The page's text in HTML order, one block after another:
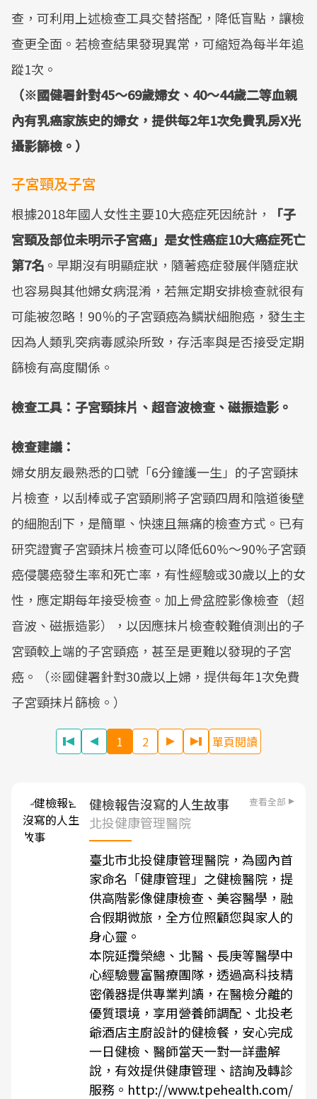
查，可利用上述檢查工具交替搭配，降低盲點，讓檢
查更全面。若檢查結果發現異常，可縮短為每半年追
蹤1次。
（※國健署針對45～69歲婦女、40～44歲二等血親
內有乳癌家族史的婦女，提供每2年1次免費乳房X光
攝影篩檢。）
子宮頸及子宮
根據2018年國人女性主要10大癌症死因統計，
「子
宮頸及部位未明示子宮癌」是女性癌症10大癌症死亡
第7名 。早期沒有明顯症狀，隨著癌症發展伴隨症狀
也容易與其他婦女病混淆，若無定期安排檢查就很有
可能被忽略！90％的子宮頸癌為鱗狀細胞癌，發生主
因為人類乳突病毒感染所致，存活率與是否接受定期
篩檢有高度關係。
檢查工具：子宮頸抹片、超音波檢查、磁振造影。
檢查建議：
婦女朋友最熟悉的口號「6分鐘護一生」的子宮頸抹
片檢查，以刮棒或子宮頸刷將子宮頸四周和陰道後壁
的細胞刮下，是簡單、快速且無痛的檢查方式。已有
研究證實子宮頸抹片檢查可以降低60%～90%子宮頸
癌侵襲癌發生率和死亡率，有性經驗或30歲以上的女
性，應定期每年接受檢查。加上骨盆腔影像檢查（超
音波、磁振造影），以因應抹片檢查較難偵測出的子
宮頸較上端的子宮頸癌，甚至是更難以發現的子宮
癌。（※國健署針對30歲以上婦，提供每年1次免費
子宮頸抹片篩檢。）
1 2 單頁閱讀
健檢報告沒寫的人生故事 查看全部
北投健康管理醫院
臺北市北投健康管理醫院，為國內首
家命名「健康管理」之健檢醫院，提
供高階影像健康檢查、美容醫學，融
合假期微旅，全方位照顧您與家人的
身心靈。
本院延攬榮總、北醫、長庚等醫學中
心經驗豐富醫療團隊，透過高科技精
密儀器提供專業判讀，在醫檢分離的
優質環境，享用營養師調配、北投老
爺酒店主廚設計的健檢餐，安心完成
一日健檢、醫師當天一對一詳盡解
說，有效提供健康管理、諮詢及轉診
服務。 http://www.tpehealth.com/